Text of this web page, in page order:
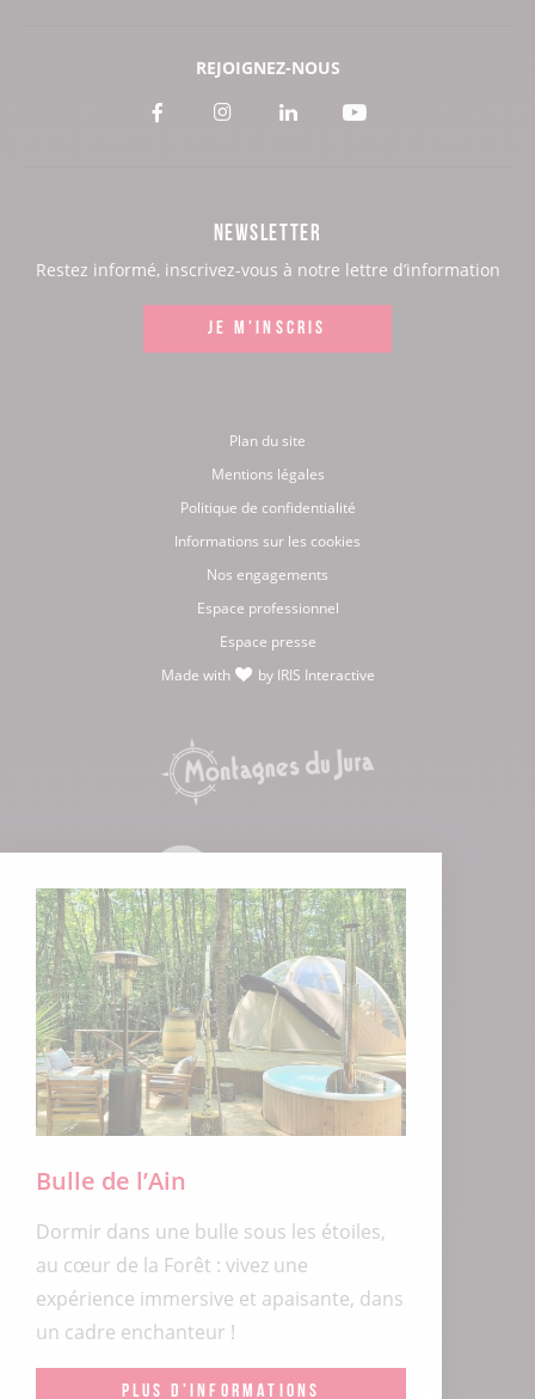
Bulle de l’Ain
Dormir dans une bulle sous les étoiles,
au cœur de la Forêt : vivez une
expérience immersive et apaisante, dans
un cadre enchanteur !
PLUS D'INFORMATIONS
REJOIGNEZ-NOUS
Voir
Facebook
Voir
Instagram
Voir
LinkedIn
Voir
Youtube
NEWSLETTER
Restez informé, inscrivez-vous à notre lettre d’information
JE M'INSCRIS
Plan du site
Mentions légales
Politique de confidentialité
Informations sur les cookies
Nos engagements
Espace professionnel
Espace presse
Made with
by IRIS Interactive